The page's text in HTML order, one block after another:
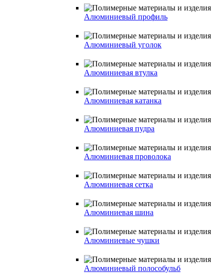
Алюминиевый профиль
Алюминиевый уголок
Алюминиевая втулка
Алюминиевая катанка
Алюминиевая пудра
Алюминиевая проволока
Алюминиевая сетка
Алюминиевая шина
Алюминиевые чушки
Алюминиевый полособульб